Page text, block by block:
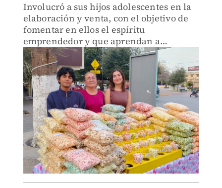
Involucró a sus hijos adolescentes en la
elaboración y venta, con el objetivo de
fomentar en ellos el espíritu
emprendedor y que aprendan a
autofinanciarse.